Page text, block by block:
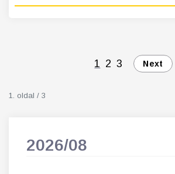
1 2 3 Next
1. oldal / 3
2026/08